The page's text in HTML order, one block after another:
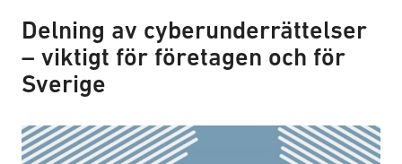
Delning av cyberunderrättelser
– viktigt för företagen och för
Sverige